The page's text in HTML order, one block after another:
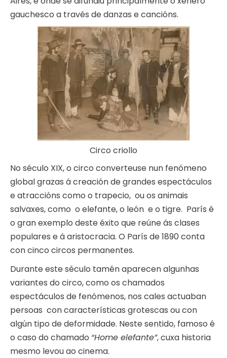
gauchesco a través de danzas e cancións.
Circo criollo
No século XIX, o circo converteuse nun fenómeno
global grazas á creación de grandes espectáculos
e atraccións como o trapecio, ou os animais
salvaxes, como o elefante, o león e o tigre. París é
o gran exemplo deste éxito que reúne ás clases
populares e á aristocracia. O París de 1890 conta
con cinco circos permanentes.
Durante este século tamén aparecen algunhas
variantes do circo, como os chamados
espectáculos de fenómenos, nos cales actuaban
persoas con características grotescas ou con
algún tipo de deformidade. Neste sentido, famoso é
o caso do chamado “Home elefante”, cuxa historia
mesmo levou ao cinema.